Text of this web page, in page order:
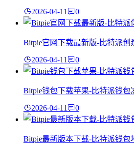
2026-04-11 0
Bitpie官网下载最新版-比特派创
2026-04-11 0
Bitpie钱包下载苹果-比特派钱包
2026-04-11 0
Bitpie最新版本下载-比特派钱包